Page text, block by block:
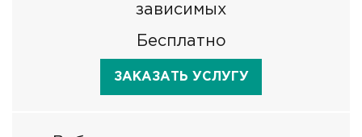
зависимых
Бесплатно
ЗАКАЗАТЬ УСЛУГУ